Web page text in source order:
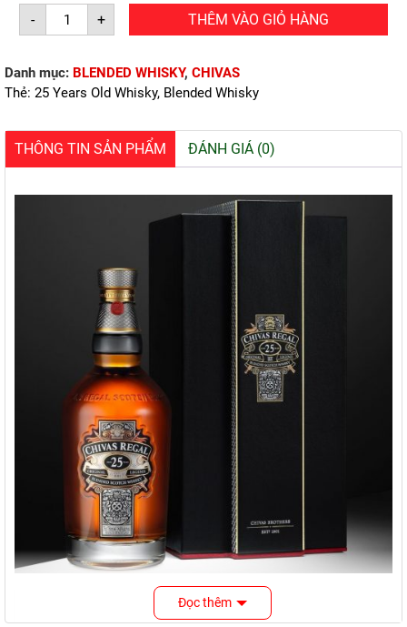
-
CHIVAS
(700ml/40%)
lượng
+ THÊM VÀO GIỎ HÀNG
Danh mục: BLENDED WHISKY, CHIVAS
Thẻ: 25 Years Old Whisky, Blended Whisky
THÔNG TIN SẢN PHẨM ĐÁNH GIÁ (0)
Đọc thêm